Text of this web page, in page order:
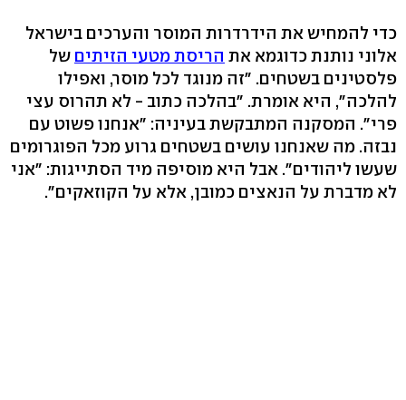
כדי להמחיש את הידרדרות המוסר והערכים בישראל
אלוני נותנת כדוגמא את הריסת מטעי הזיתים של
פלסטינים בשטחים. "זה מנוגד לכל מוסר, ואפילו
להלכה", היא אומרת. "בהלכה כתוב - לא תהרוס עצי
פרי". המסקנה המתבקשת בעיניה: "אנחנו פשוט עם
נבזה. מה שאנחנו עושים בשטחים גרוע מכל הפוגרומים
שעשו ליהודים". אבל היא מוסיפה מיד הסתייגות: "אני
לא מדברת על הנאצים כמובן, אלא על הקוזאקים".